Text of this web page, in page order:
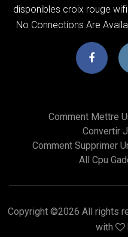
disponibles croix rouge wifi
No Connections Are
Comment Mettre
Convertir
Comment Supprimer
All Cpu
Copyright ©2026 All rights
with